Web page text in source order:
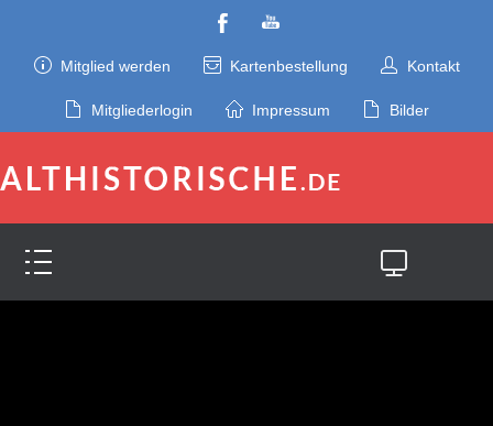
Mitglied werden Kartenbestellung Kontakt
Mitgliederlogin Impressum Bilder